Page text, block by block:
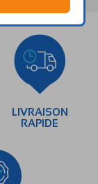
LIVRAISON
RAPIDE